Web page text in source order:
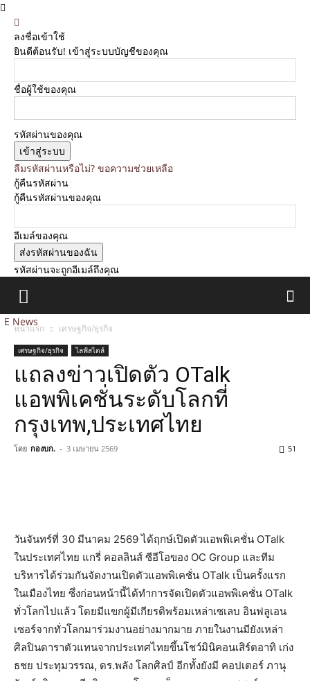
ลงชื่อเข้าใช้
ยินดีต้อนรับ! เข้าสู่ระบบบัญชีของคุณ
ชื่อผู้ใช้ของคุณ
รหัสผ่านของคุณ
ลืมรหัสผ่านหรือไม่? ขอความช่วยเหลือ
กู้คืนรหัสผ่าน
กู้คืนรหัสผ่านของคุณ
อีเมล์ของคุณ
รหัสผ่านจะถูกอีเมล์ถึงคุณ
E News
หน้าแรก เศรษฐกิจ/ธุรกิจ
เศรษฐกิจ/ธุรกิจ ไลฟ์สไตล์
แถลงข่าวเปิดตัว OTalk
แอพพิเคชั่นระดับโลกที่
กรุงเทพ,ประเทศไทย
โดย กองบก. - 3 เมษายน 2569 51
วันจันทร์ที่ 30 มีนาคม 2569 ได้ฤกษ์เปิดตัวแอพพิเคชั่น OTalk
ในประเทศไทย แกรี่ คอลลินส์ ซีอีโอของ OC Group และทีม
บริหารได้ร่วมกันจัดงานเปิดตัวแอพพิเคชั่น OTalk เป็นครั้งแรก
ในเมืองไทย ซึ่งก่อนหน้านี้ได้ทำการจัดเปิดตัวแอพพิเคชั่น OTalk
ทั่วโลกไปแล้ว โดยมีแขกผู้มีเกียรติพร้อมเหล่าเซเลบ อินฟลูเอน
เซอร์จากทั่วโลกมาร่วมงานอย่างมากมาย ภายในงานมียังเหล่า
ศิลปินดาราตัวแทนจากประเทศไทยขึ้นโชว์มินิคอนเสิร์ตอาทิ เก่ง
ธชย ประทุมวรรณ, ดร.พลัง โลกศิลป์ อีกทั้งยังมี คอปเตอร์ ภานุ